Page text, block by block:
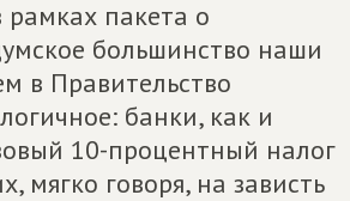
рамках пакета о
большинство наши
в Правительство
банки, как и
10-процентный налог
мягко говоря, на зависть